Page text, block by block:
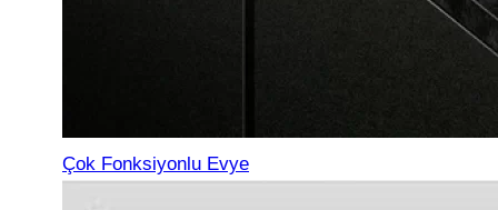
Çok Fonksiyonlu Evye